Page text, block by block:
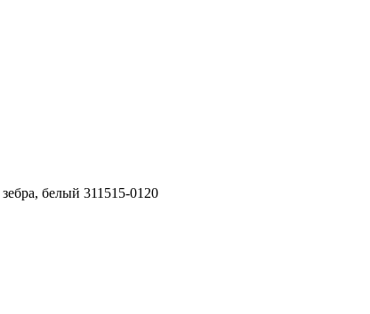
белый 311515-0120